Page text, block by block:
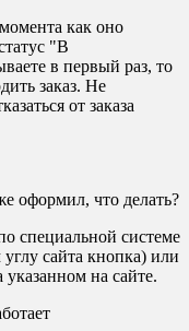
как оно
"В
в первый раз, то
заказ. Не
от заказа
оформил, что делать?
специальной системе
сайта кнопка) или
на сайте.